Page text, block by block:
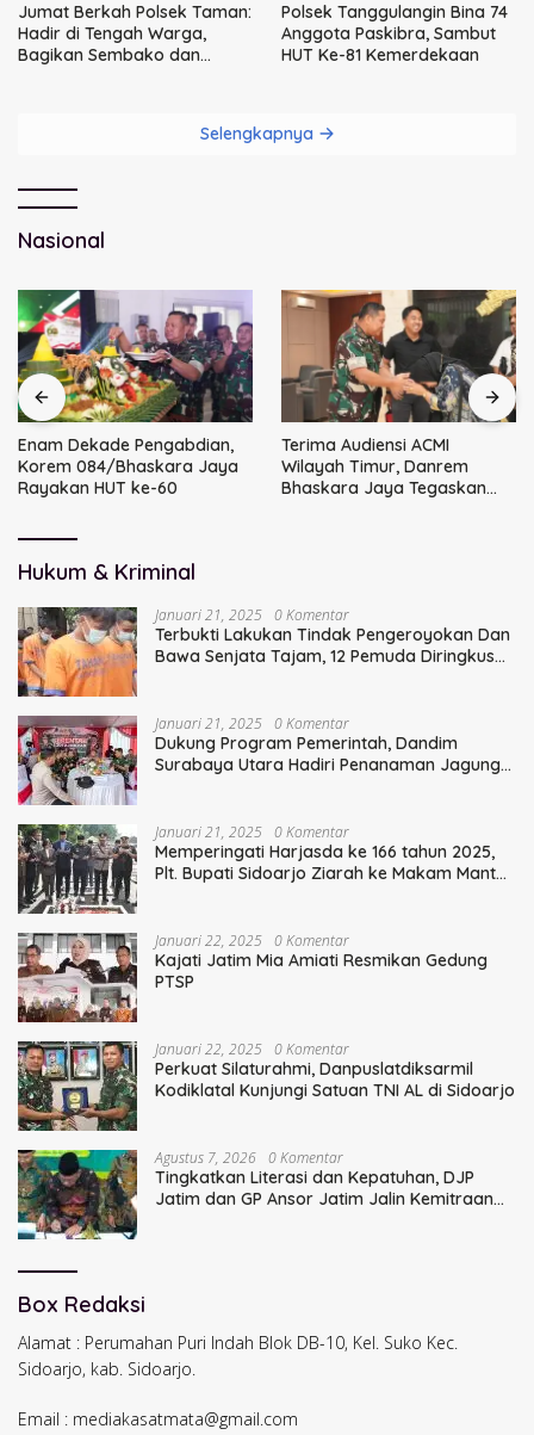
Jumat Berkah Polsek Taman:
Hadir di Tengah Warga,
Bagikan Sembako dan
Polsek Tanggulangin Bina 74
Anggota Paskibra, Sambut
HUT Ke-81 Kemerdekaan
Selengkapnya
Nasional
Enam Dekade Pengabdian,
Korem 084/Bhaskara Jaya
Rayakan HUT ke-60
Terima Audiensi ACMI
Wilayah Timur, Danrem
Bhaskara Jaya Tegaskan
Hukum & Kriminal
Januari 21, 2025 0 Komentar
Terbukti Lakukan Tindak Pengeroyokan Dan
Bawa Senjata Tajam, 12 Pemuda Diringkus
Januari 21, 2025 0 Komentar
Dukung Program Pemerintah, Dandim
Surabaya Utara Hadiri Penanaman Jagung
Januari 21, 2025 0 Komentar
Memperingati Harjasda ke 166 tahun 2025,
Plt. Bupati Sidoarjo Ziarah ke Makam Mantan
Januari 22, 2025 0 Komentar
Kajati Jatim Mia Amiati Resmikan Gedung
PTSP
Januari 22, 2025 0 Komentar
Perkuat Silaturahmi, Danpuslatdiksarmil
Kodiklatal Kunjungi Satuan TNI AL di Sidoarjo
Agustus 7, 2026 0 Komentar
Tingkatkan Literasi dan Kepatuhan, DJP
Jatim dan GP Ansor Jatim Jalin Kemitraan
Box Redaksi
Alamat : Perumahan Puri Indah Blok DB-10, Kel. Suko Kec.
Sidoarjo, kab. Sidoarjo.
Email : mediakasatmata@gmail.com